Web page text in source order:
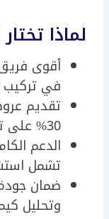
لماذا
أقوى
في تركيب
تقديم
30% على تركيب المحطات لفترة محدودة.
الدعم
تشمل
ضمان جودة
وتحليل